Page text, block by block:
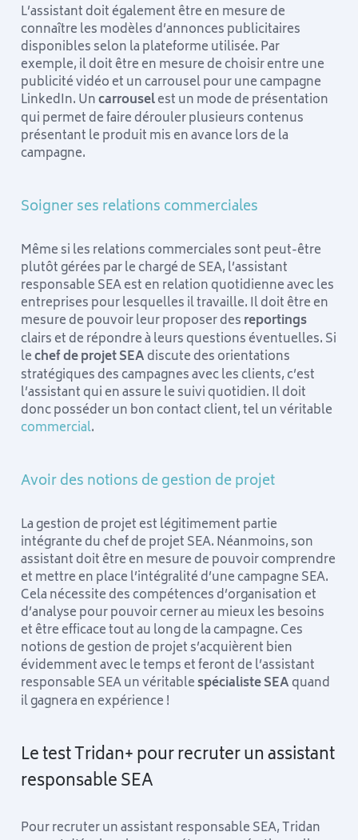
L’assistant doit également être en mesure de
connaître les modèles d’annonces publicitaires
disponibles selon la plateforme utilisée. Par
exemple, il doit être en mesure de choisir entre une
publicité vidéo et un carrousel pour une campagne
LinkedIn. Uncarrouselest un mode de présentation
qui permet de faire dérouler plusieurs contenus
présentant le produit mis en avance lors de la
campagne.
Soigner ses relations commerciales
Même si les relations commerciales sont peut-être
plutôt gérées par le chargé de SEA, l’assistant
responsable SEA est en relation quotidienne avec les
entreprises pour lesquelles il travaille. Il doit être en
mesure de pouvoir leur proposer desreportings
clairs et de répondre à leurs questions éventuelles. Si
lechef de projet SEAdiscute des orientations
stratégiques des campagnes avec les clients, c’est
l’assistant qui en assure le suivi quotidien. Il doit
donc posséder un bon contact client, tel un véritable
commercial.
Avoir des notions de gestion de projet
La gestion de projet est légitimement partie
intégrante du chef de projet SEA. Néanmoins, son
assistant doit être en mesure de pouvoir comprendre
et mettre en place l’intégralité d’une campagne SEA.
Cela nécessite des compétences d’organisation et
d’analyse pour pouvoir cerner au mieux les besoins
et être efficace tout au long de la campagne. Ces
notions de gestion de projet s’acquièrent bien
évidemment avec le temps et feront de l’assistant
responsable SEA un véritablespécialiste SEAquand
il gagnera en expérience !
Le test Tridan+ pour recruter un assistant
responsable SEA
Pour recruter un assistant responsable SEA, Tridan